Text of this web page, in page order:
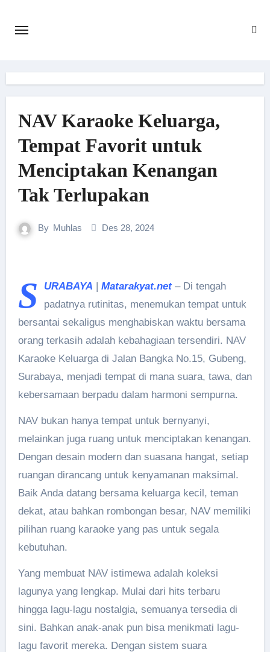
NAV Karaoke Keluarga,
Tempat Favorit untuk
Menciptakan Kenangan
Tak Terlupakan
By Muhlas Des 28, 2024
S URABAYA | Matarakyat.net– Di tengah
padatnya rutinitas, menemukan tempat untuk
bersantai sekaligus menghabiskan waktu bersama
orang terkasih adalah kebahagiaan tersendiri. NAV
Karaoke Keluarga di Jalan Bangka No.15, Gubeng,
Surabaya, menjadi tempat di mana suara, tawa, dan
kebersamaan berpadu dalam harmoni sempurna.
NAV bukan hanya tempat untuk bernyanyi,
melainkan juga ruang untuk menciptakan kenangan.
Dengan desain modern dan suasana hangat, setiap
ruangan dirancang untuk kenyamanan maksimal.
Baik Anda datang bersama keluarga kecil, teman
dekat, atau bahkan rombongan besar, NAV memiliki
pilihan ruang karaoke yang pas untuk segala
kebutuhan.
Yang membuat NAV istimewa adalah koleksi
lagunya yang lengkap. Mulai dari hits terbaru
hingga lagu-lagu nostalgia, semuanya tersedia di
sini. Bahkan anak-anak pun bisa menikmati lagu-
lagu favorit mereka. Dengan sistem suara